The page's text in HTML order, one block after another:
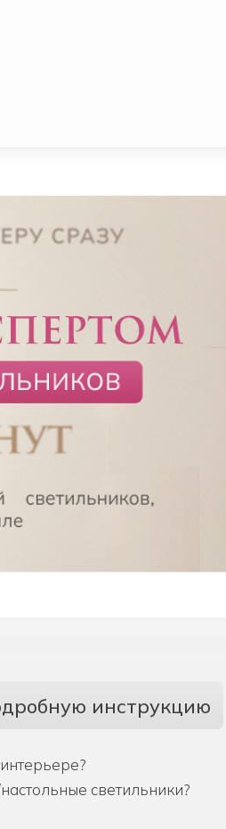
инструкцию
светильники?